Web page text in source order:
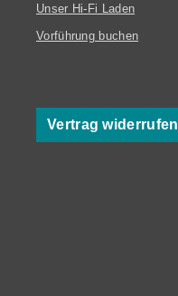
Unser Hi-Fi Laden
Vorführung buchen
Vertrag widerrufen